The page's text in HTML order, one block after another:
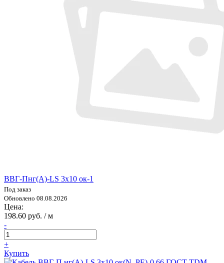
ВВГ-Пнг(А)-LS 3х10 ок-1
Под заказ
Обновлено 08.08.2026
Цена:
198.60 руб. / м
-
+
Купить